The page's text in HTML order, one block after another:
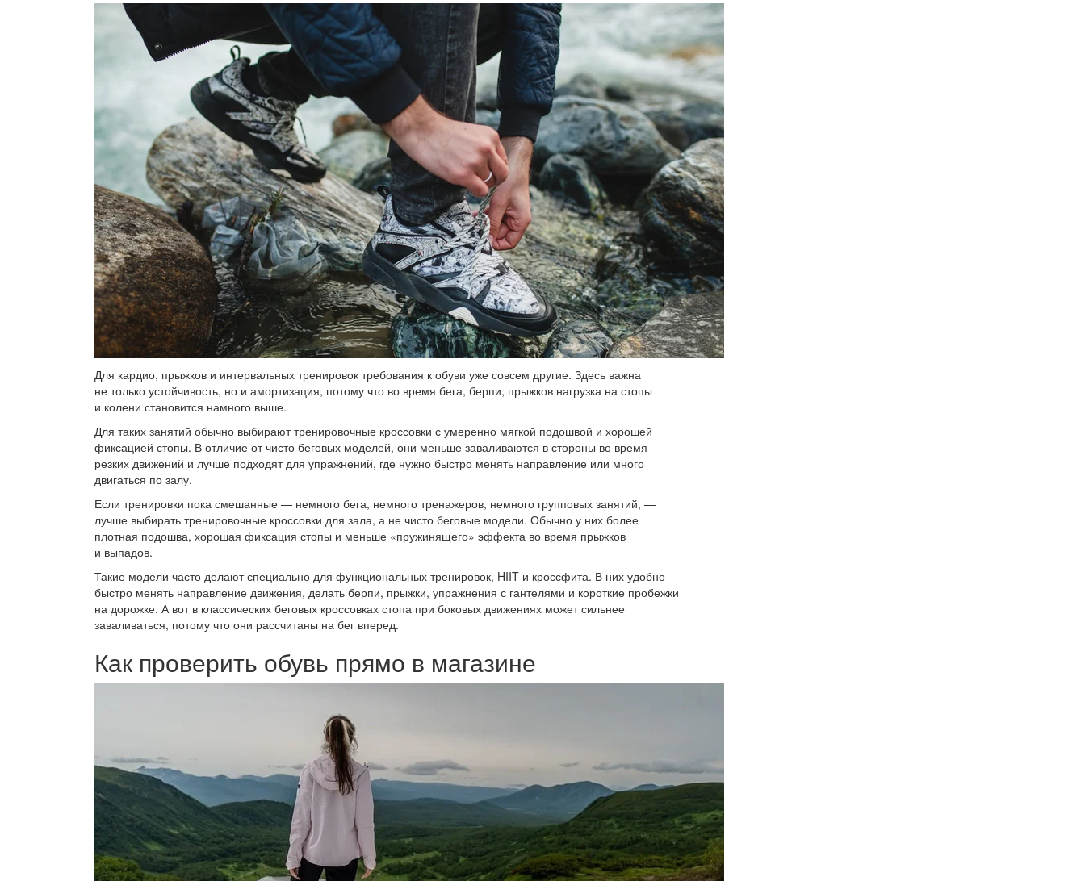
Для кардио, прыжков и интервальных тренировок требования к обуви уже совсем другие. Здесь важна
не только устойчивость, но и амортизация, потому что во время бега, берпи, прыжков нагрузка на стопы
и колени становится намного выше.
Для таких занятий обычно выбирают тренировочные кроссовки с умеренно мягкой подошвой и хорошей
фиксацией стопы. В отличие от чисто беговых моделей, они меньше заваливаются в стороны во время
резких движений и лучше подходят для упражнений, где нужно быстро менять направление или много
двигаться по залу.
Если тренировки пока смешанные — немного бега, немного тренажеров, немного групповых занятий, —
лучше выбирать тренировочные кроссовки для зала, а не чисто беговые модели. Обычно у них более
плотная подошва, хорошая фиксация стопы и меньше «пружинящего» эффекта во время прыжков
и выпадов.
Такие модели часто делают специально для функциональных тренировок, HIIT и кроссфита. В них удобно
быстро менять направление движения, делать берпи, прыжки, упражнения с гантелями и короткие пробежки
на дорожке. А вот в классических беговых кроссовках стопа при боковых движениях может сильнее
заваливаться, потому что они рассчитаны на бег вперед.
Как проверить обувь прямо в магазине